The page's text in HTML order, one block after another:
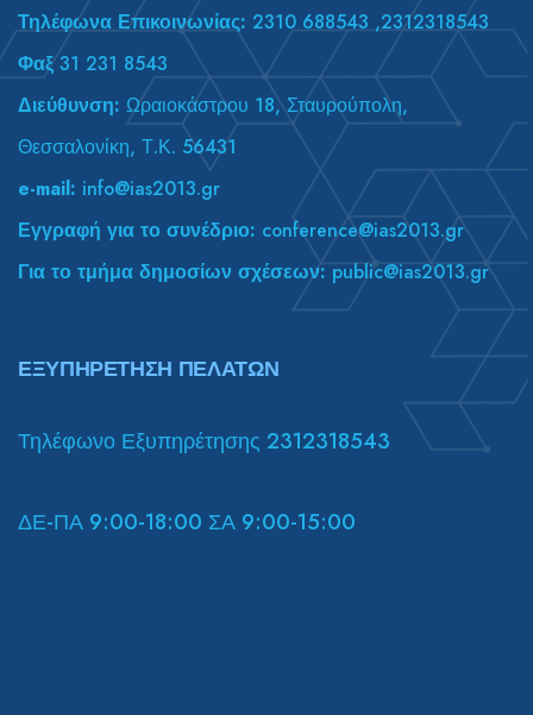
Τηλέφωνα Επικοινωνίας: 2310 688543 ,2312318543
Φαξ31 231 8543
Διεύθυνση: Ωραιοκάστρου 18, Σταυρούπολη,
Θεσσαλονίκη, Τ.Κ. 56431
e-mail: info@ias2013.gr
Εγγραφή για το συνέδριο: conference@ias2013.gr
Για το τμήμα δημοσίων σχέσεων:public@ias2013.gr
ΕΞΥΠΗΡΕΤΗΣΗ ΠΕΛΑΤΩΝ
Τηλέφωνο Εξυπηρέτησης 2312318543
ΔΕ-ΠΑ 9:00-18:00 ΣΑ 9:00-15:00